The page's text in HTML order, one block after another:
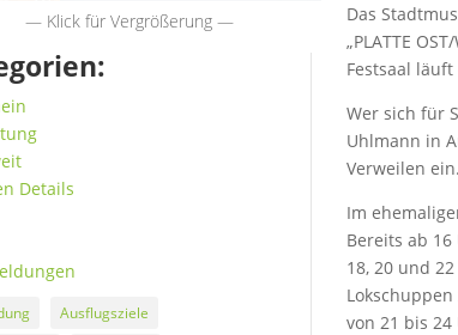
— Klick für Vergrößerung —
Details
Ausflugsziele
Das
„PLATTE
Festsaal
Wer sich für
Uhlmann in
Verweilen ein.
Im
Bereits ab
18, 20 und
von 21 bis 24